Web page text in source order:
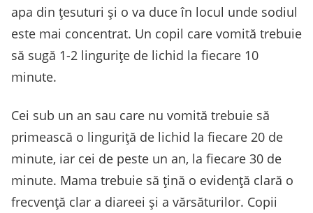
apa din ţesuturi şi o va duce în locul unde sodiul
este mai concentrat. Un copil care vomită trebuie
să sugă 1-2 linguriţe de lichid la fiecare 10
minute.
Cei sub un an sau care nu vomită trebuie să
primească o linguriţă de lichid la fiecare 20 de
minute, iar cei de peste un an, la fiecare 30 de
minute. Mama trebuie să ţină o evidenţă clară o
frecvenţă clar a diareei şi a vărsăturilor. Copii